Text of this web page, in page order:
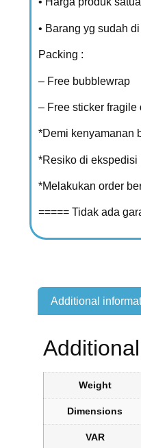
• Barang yg sudah
Packing :
– Free bubblewrap
– Free sticker
*Demi kenyamanan
*Resiko di ekspedisi
*Melakukan order
===== Tidak ada
Additional
Weight
Dimensions
VAR